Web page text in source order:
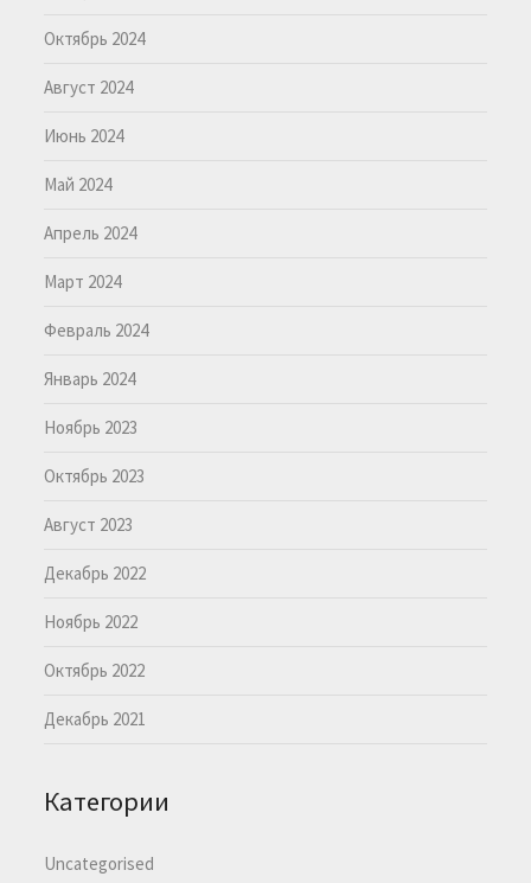
Октябрь 2024
Август 2024
Июнь 2024
Май 2024
Апрель 2024
Март 2024
Февраль 2024
Январь 2024
Ноябрь 2023
Октябрь 2023
Август 2023
Декабрь 2022
Ноябрь 2022
Октябрь 2022
Декабрь 2021
Категории
Uncategorised